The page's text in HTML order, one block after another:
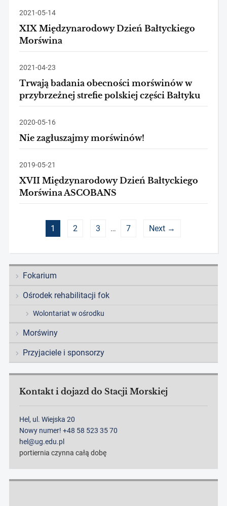
Fokarium
Ośrodek rehabilitacji fok
Wolontariat w ośrodku
Morświny
Przyjaciele i sponsorzy
Kontakt i dojazd do Stacji Morskiej
Hel, ul. Wiejska 20
Nowy numer! +48 58 523 35 70
hel@ug.edu.pl
portiernia czynna całą dobę
2021-05-14
XIX Międzynarodowy Dzień Bałtyckiego
Morświna
2021-04-23
Trwają badania obecności morświnów w
przybrzeżnej strefie polskiej części Bałtyku
2020-05-16
Nie zagłuszajmy morświnów!
2019-05-21
XVII Międzynarodowy Dzień Bałtyckiego
Morświna ASCOBANS
1 2 3 … 7 Next →